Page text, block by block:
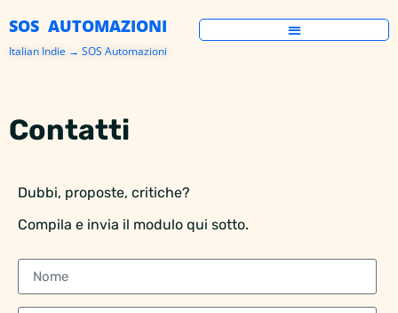
SOS AUTOMAZIONI
Italian Indie → SOS Automazioni
Contatti
Dubbi, proposte, critiche?
Compila e invia il modulo qui sotto.